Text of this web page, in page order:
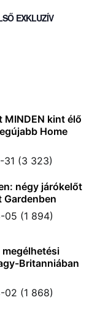
EXKLUZÍV
kint élő
Home
31 (3 323)
négy járókelőt
Gardenben
05 (1 894)
Britanniában
02 (1 868)